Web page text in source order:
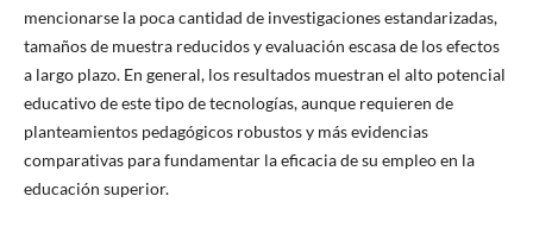
mencionarse la poca cantidad de investigaciones estandarizadas,
tamaños de muestra reducidos y evaluación escasa de los efectos
a largo plazo. En general, los resultados muestran el alto potencial
educativo de este tipo de tecnologías, aunque requieren de
planteamientos pedagógicos robustos y más evidencias
comparativas para fundamentar la eficacia de su empleo en la
educación superior.